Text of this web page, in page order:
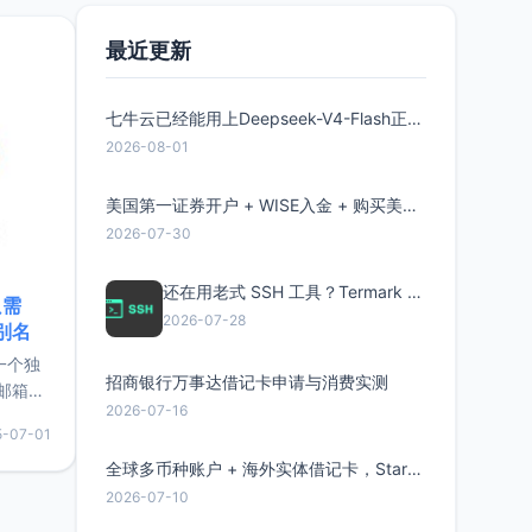
名
个独
箱等
较有
惠的
07-01
最近更新
七牛云已经能用上Deepseek-V4-Flash正式版了，点此领取300万Token
2026-08-01
美国第一证券开户 + WISE入金 + 购买美股全流程分享
2026-07-30
还在用老式 SSH 工具？Termark 新一代跨平台智能SSH客户端了解一下
2026-07-28
招商银行万事达借记卡申请与消费实测
2026-07-16
全球多币种账户 + 海外实体借记卡，Starryblu开户教程与注意事项
2026-07-10